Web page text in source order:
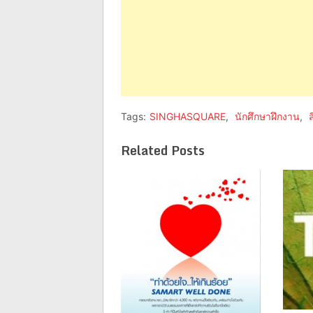
Tags: SINGHASQUARE, นักศึกษาฝึกงาน,
Related Posts